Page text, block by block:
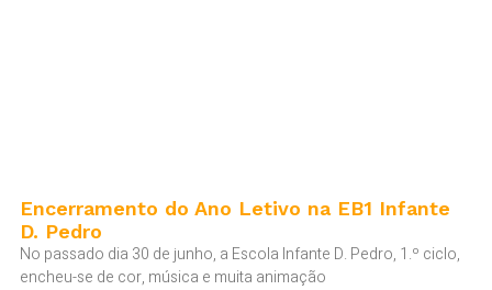
Encerramento do Ano Letivo na EB1 Infante
D. Pedro
No passado dia 30 de junho, a Escola Infante D. Pedro, 1.º ciclo,
encheu-se de cor, música e muita animação